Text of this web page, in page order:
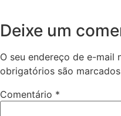
Deixe um
O seu endereço de e-mail
obrigatórios são
Comentário *